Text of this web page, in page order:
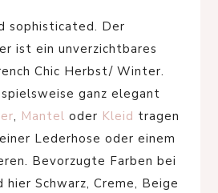
sophisticated. Der
ist ein unverzichtbares
Chic Herbst/ Winter.
ganz elegant
, Mantel oder Kleid tragen
Lederhose oder einem
Bevorzugte Farben bei
hier Schwarz, Creme, Beige